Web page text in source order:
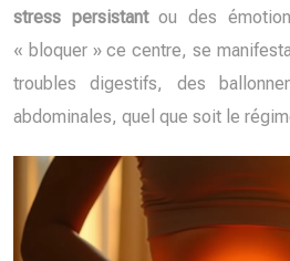
stress persistantou des
« bloquer » ce centre, se
troubles digestifs, des
abdominales, quel que soit le